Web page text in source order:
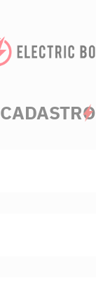
CADASTRO